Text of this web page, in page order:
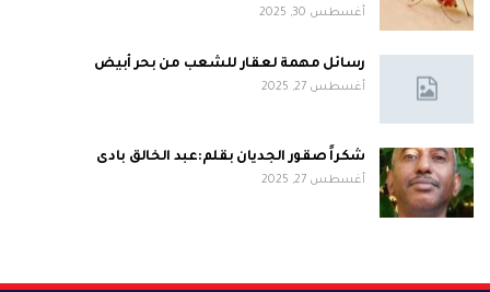
أغسطس 30, 2025
رسائل مهمة لعقار للشعب من بحر أبيض
أغسطس 27, 2025
شكراً صقور الجديان بقلم:عبد الخالق بادى
أغسطس 27, 2025